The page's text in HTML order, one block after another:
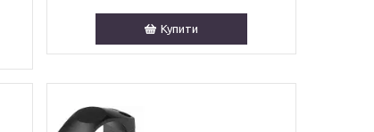
Купити